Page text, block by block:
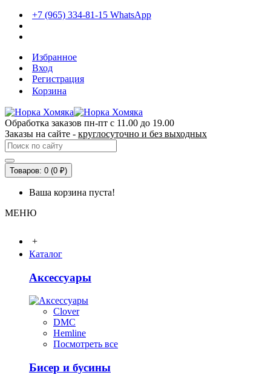
+7 (965) 334-81-15 WhatsApp
Избранное
Вход
Регистрация
Корзина
Обработка заказов пн-пт с 11.00 до 19.00
Заказы на сайте - круглосуточно и без выходных
Товаров: 0 (0 ₽)
Ваша корзина пуста!
МЕНЮ
+
Каталог
Аксессуары
Clover
DMC
Hemline
Посмотреть все
Бисер и бусины